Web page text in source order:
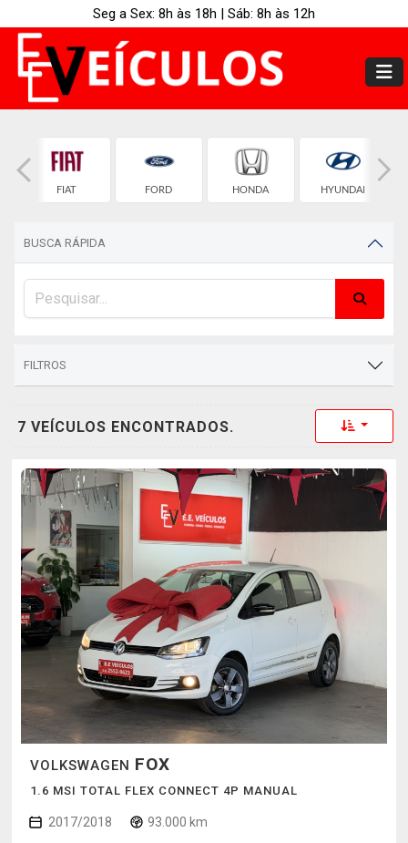
Seg a Sex: 8h às 18h | Sáb: 8h às 12h
FIAT FORD HONDA HYUNDAI
BUSCA RÁPIDA
FILTROS
7 VEÍCULOS ENCONTRADOS. Toggle
VOLKSWAGEN FOX
1.6 MSI TOTAL FLEX CONNECT 4P MANUAL
2017/2018 93.000 km